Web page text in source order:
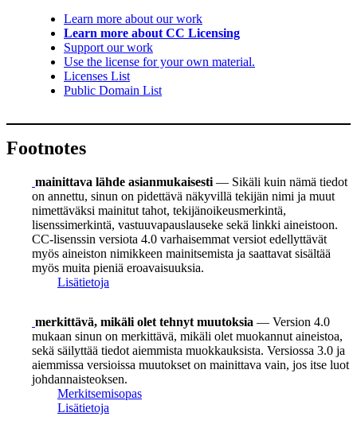
Learn more about our work
Learn more about CC Licensing
Support our work
Use the license for your own material.
Licenses List
Public Domain List
Footnotes
mainittava lähde asianmukaisesti — Sikäli kuin nämä tiedot
on annettu, sinun on pidettävä näkyvillä tekijän nimi ja muut
nimettäväksi mainitut tahot, tekijänoikeusmerkintä,
lisenssimerkintä, vastuuvapauslauseke sekä linkki aineistoon.
CC-lisenssin versiota 4.0 varhaisemmat versiot edellyttävät
myös aineiston nimikkeen mainitsemista ja saattavat sisältää
myös muita pieniä eroavaisuuksia.
Lisätietoja
merkittävä, mikäli olet tehnyt muutoksia — Version 4.0
mukaan sinun on merkittävä, mikäli olet muokannut aineistoa,
sekä säilyttää tiedot aiemmista muokkauksista. Versiossa 3.0 ja
aiemmissa versioissa muutokset on mainittava vain, jos itse luot
johdannaisteoksen.
Merkitsemisopas
Lisätietoja